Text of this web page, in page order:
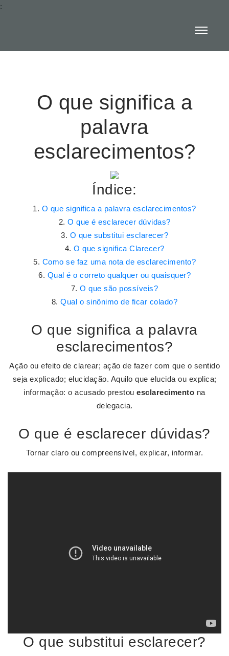
:
O que significa a
palavra
esclarecimentos?
Índice:
O que significa a palavra esclarecimentos?
O que é esclarecer dúvidas?
O que substitui esclarecer?
O que significa Clarecer?
Como se faz uma nota de esclarecimento?
Qual é o correto qualquer ou quaisquer?
O que são possíveis?
Qual o sinônimo de ficar colado?
O que significa a palavra
esclarecimentos?
Ação ou efeito de clarear; ação de fazer com que o sentido
seja explicado; elucidação. Aquilo que elucida ou explica;
informação: o acusado prestouesclarecimento na
delegacia.
O que é esclarecer dúvidas?
Tornar claro ou compreensível, explicar, informar.
O que substitui esclarecer?